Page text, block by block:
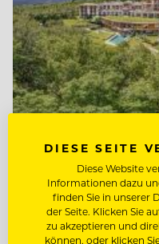
Retter Bio-
8225 Pöllauberg,
DIESE SEITE
Diese Website
Informationen dazu
finden Sie in unserer
der Seite. Klicken Sie
zu akzeptieren und
können, oder klicken